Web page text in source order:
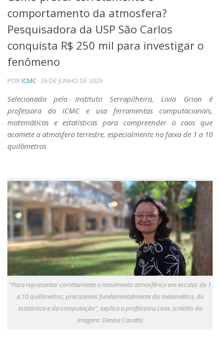
Telefones e Mapas
Pessoas
Ensino
Graduação
Pós-Graduação
Cursos de Extensão
Pesquisa e Inovação
Linhas de Pesquisa
Centros, Núcleos e Projetos em Rede
Pós-doutorado
Iniciação Científica
Transferência de Tecnologia
Projetos, Programas e Cursos
Artes, Cultura e Esportes
Museus e Espaços Interativos
Serviços
Bibliotecas
Apoio ao Estudante
Segurança, Trânsito e Prevenção
RH, Administrativo e Financeiro
Outros serviços
Comunicação
Assessorias e Mídias
Aplicativos e Sites
comportamento da atmosfera?
Pesquisadora da USP São Carlos
conquista R$ 250 mil para investigar o
fenômeno
PORICMC · 26 DE JUNHO DE 2025
Selecionada pelo Instituto Serrapilheira, Livia Grion é
professora do ICMC e usa ferramentas computacionais,
matemáticas e estatísticas para compreender o caos que
acomete a atmosfera terrestre, especialmente na faixa de 1 a 10
quilômetros
“Para representar corretamente o movimento atmosférico em escalas de 1
a 10 quilômetros, precisamos fundamentalmente da matemática, da
estatística e da computação”, explica a professora Livia. (crédito da
imagem: Denise Casatti)